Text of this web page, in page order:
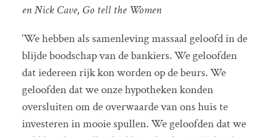
en Nick Cave, Go tell the Women
‘We hebben als samenleving massaal geloofd in de
blijde boodschap van de bankiers. We geloofden
dat iedereen rijk kon worden op de beurs. We
geloofden dat we onze hypotheken konden
oversluiten om de overwaarde van ons huis te
investeren in mooie spullen. We geloofden dat we